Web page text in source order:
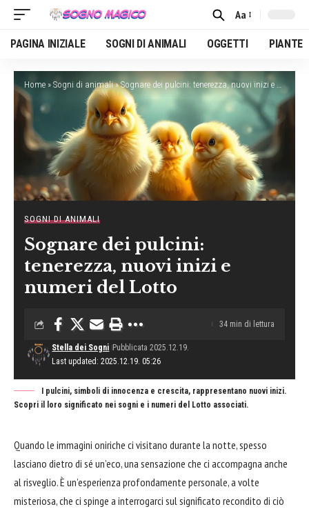
Font
Resizer
Aa
PAGINA INIZIALE SOGNI DI ANIMALI OGGETTI PIANTE
Home » Sogni di animali»Sognare dei pulcini: tenerezza, nuovi inizi e numeri del Lotto
SOGNI DI ANIMALI
Sognare dei pulcini:
tenerezza, nuovi inizi e
numeri del Lotto
Last updated: 2025.12.19. 05:26
Stella dei Sogni Pubblicata 2025.12.19.
34 min di lettura
I pulcini, simboli di innocenza e crescita, rappresentano nuovi inizi.
Scopri il loro significato nei sogni e i numeri del Lotto associati.
Quando le immagini oniriche ci visitano durante la notte, spesso
lasciano dietro di sé un’eco, una sensazione che ci accompagna anche
al risveglio. È un’esperienza profondamente personale, a volte
misteriosa, che ci spinge a interrogarci sul significato recondito di ciò